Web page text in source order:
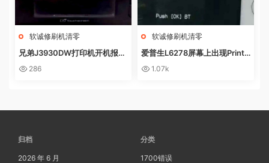
软诚修刷机清零
兄弟J3930DW打印机开机报错
Machine Err FE00远程操作快
286
软诚修刷机清零
爱普生L6278屏幕上出现Printe
r mode英文 进不了系统 刷固件
1.07k
归档
2026 年 6 月
分类
1700错误